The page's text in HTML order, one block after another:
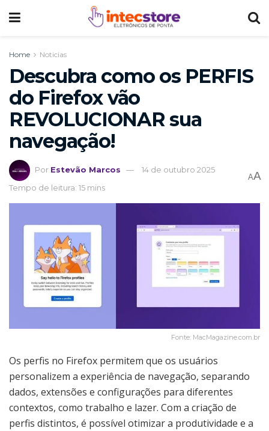
Home Noticias
Descubra como os PERFIS
do Firefox vão
REVOLUCIONAR sua
navegação!
Por Estevão Marcos
14 de outubro 2025
Tempo de leitura: 15 mins
AA
Fonte: MacMagazine.com.br
Os perfis no Firefox permitem que os usuários
personalizem a experiência de navegação, separando
dados, extensões e configurações para diferentes
contextos, como trabalho e lazer. Com a criação de
perfis distintos, é possível otimizar a produtividade e a